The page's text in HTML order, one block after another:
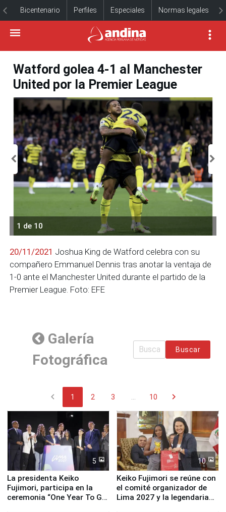
Bicentenario Perfiles Especiales Normas legales
Watford golea 4-1 al Manchester
United por la Premier League
1 de 10
20/11/2021 Joshua King de Watford celebra con su
compañero Emmanuel Dennis tras anotar la ventaja de
1-0 ante el Manchester United durante el partido de la
Premier League. Foto: EFE
Galería
Fotográfica
Buscar
chevron_left 1 2 3 10 chevron_right
5
La presidenta Keiko
Fujimori, participa en la
ceremonia “One Year To Go
10
Keiko Fujimori se reúne con
el comité organizador de
Lima 2027 y la legendaria